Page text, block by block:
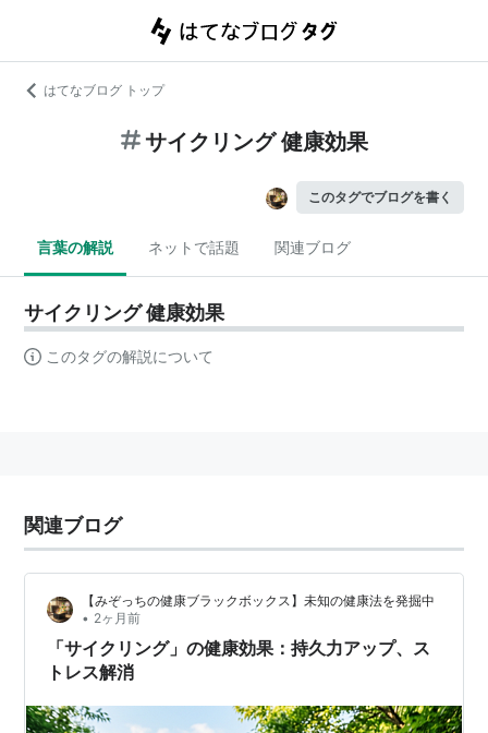
はてなブログ トップ
サイクリング 健康効果
このタグでブログを書く
言葉の解説 ネットで話題 関連ブログ
サイクリング 健康効果
このタグの解説について
関連ブログ
【みぞっちの健康ブラックボックス】未知の健康法を発掘中
• 2ヶ月前
「サイクリング」の健康効果：持久力アップ、ス
トレス解消